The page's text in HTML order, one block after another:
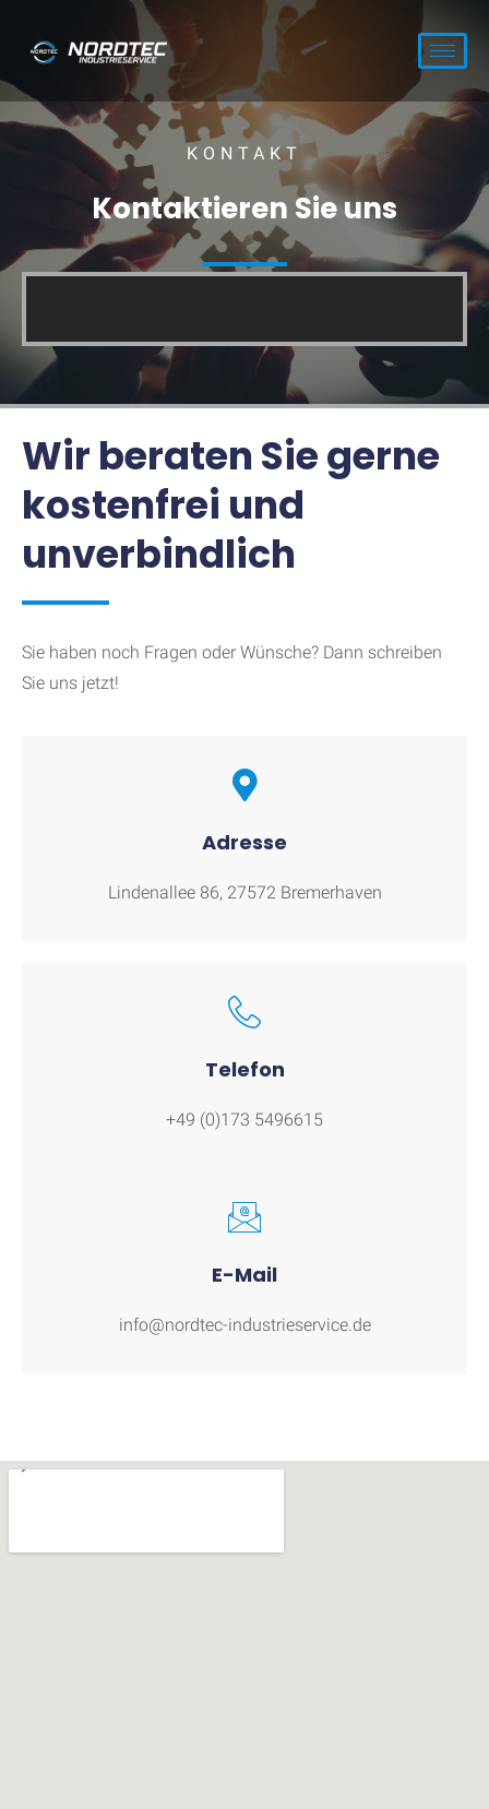
KONTAKT
Kontaktieren Sie uns
Wir beraten Sie gerne
kostenfrei und
unverbindlich
Sie haben noch Fragen oder Wünsche? Dann schreiben
Sie uns jetzt!
Adresse
Lindenallee 86, 27572 Bremerhaven
Telefon
+49 (0)173 5496615
E-Mail
info@nordtec-industrieservice.de